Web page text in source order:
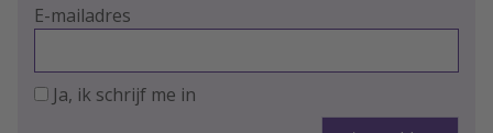
E-mailadres
Ja, ik schrijf me in